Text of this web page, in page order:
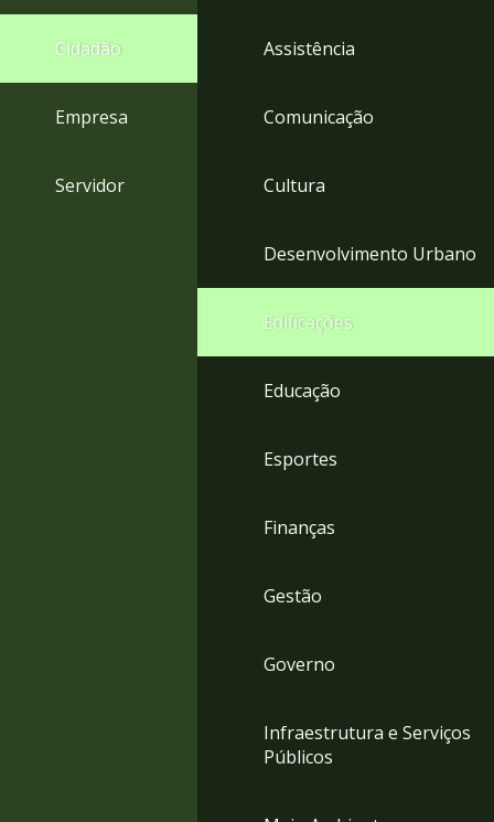
rodapé
Cidadão
Empresa
Servidor
Assistência
Comunicação
Cultura
Desenvolvimento Urbano
Edificações
Educação
Esportes
Finanças
Gestão
Governo
Infraestrutura e Serviços
Públicos